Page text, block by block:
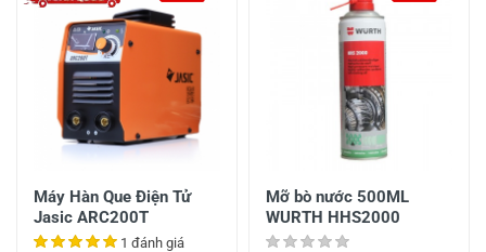
Máy Hàn Que Điện Tử
Jasic ARC200T
1 đánh giá
Mỡ bò nước 500ML
WURTH HHS2000